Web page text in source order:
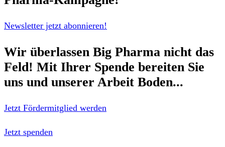
Newsletter jetzt abonnieren!
Wir überlassen Big Pharma nicht das
Feld! Mit Ihrer Spende bereiten Sie
uns und unserer Arbeit Boden...
Jetzt Fördermitglied werden
Jetzt spenden